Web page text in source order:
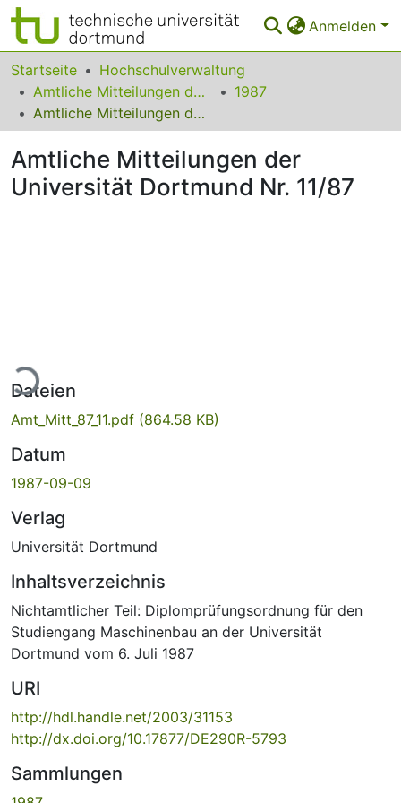
Anmelden
Bereiche & Sammlungen
Das gesamte Repositorium
FAQ
Startseite
Hochschulverwaltung
Amtliche Mitteilungen der Technischen Universität Dortmund
1987
Amtliche Mitteilungen der Universität Dortmund Nr. 11/87
Amtliche Mitteilungen der
Universität Dortmund Nr. 11/87
Dateien
Amt_Mitt_87_11.pdf (864.58 KB)
Datum
1987-09-09
Verlag
Universität Dortmund
Inhaltsverzeichnis
Nichtamtlicher Teil: Diplomprüfungsordnung für den
Studiengang Maschinenbau an der Universität
Dortmund vom 6. Juli 1987
URI
http://hdl.handle.net/2003/31153
http://dx.doi.org/10.17877/DE290R-5793
Sammlungen